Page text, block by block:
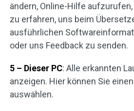
ändern, Online-Hilfe
zu erfahren, uns beim
ausführlichen
oder uns Feedback zu senden.
5 – Dieser PC: Alle erkannten
anzeigen. Hier können Sie
auswählen.